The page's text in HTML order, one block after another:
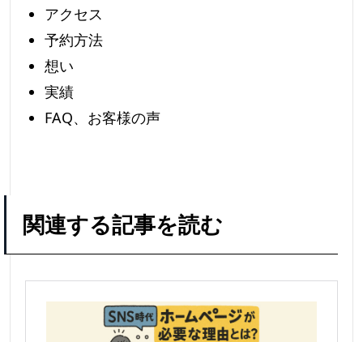
アクセス
予約方法
想い
実績
FAQ、お客様の声
関連する記事を読む